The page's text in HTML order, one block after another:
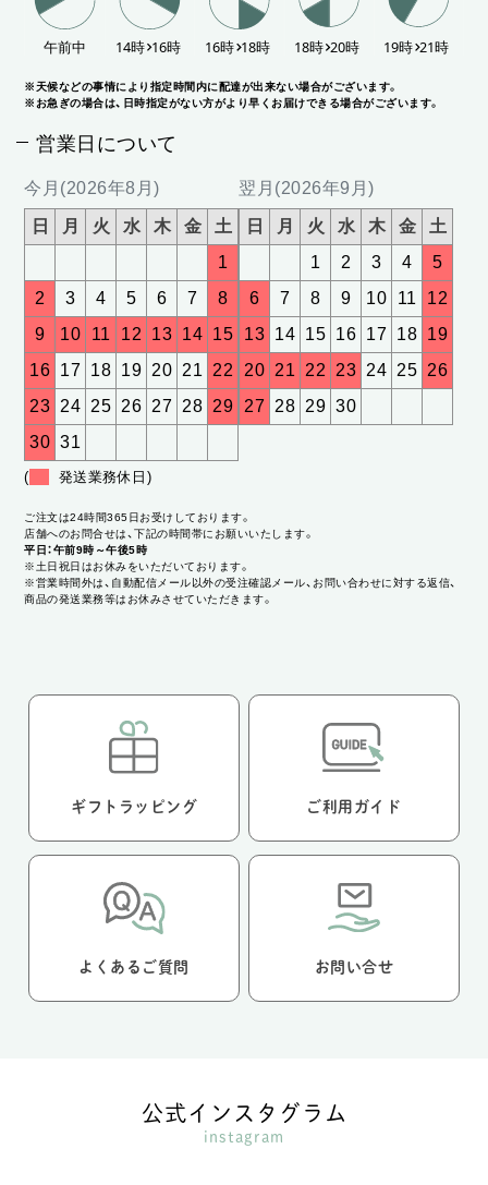
※天候などの事情により指定時間内に配達が出来ない場合がございます。
※お急ぎの場合は、日時指定がない方がより早くお届けできる場合がございます。
営業日について
今月(2026年8月)
日 月 火 水 木 金
土
1
2
3 4 5 6 7
8
9
10 11 12 13 14 15
16 17 18 19 20 21
22
23 24 25 26 27 28 29
30 31
翌月(2026年9月)
日 月 火 水 木 金
土
1
2 3 4
5
6
7 8 9 10 11
12
13 14 15 16 17 18 19
20 21 22 23 24 25 26
27 28 29 30
( 発送業務休日)
ご注文は24時間365日お受けしております。
店舗へのお問合せは、下記の時間帯にお願いいたします。
平日：午前9時～午後5時
※土日祝日はお休みをいただいております。
※営業時間外は、自動配信メール以外の受注確認メール、お問い合わせに対する返信、
商品の発送業務等はお休みさせていただきます。
ギフトラッピング ご利用ガイド
よくあるご質問 お問い合せ
公式インスタグラム
instagram